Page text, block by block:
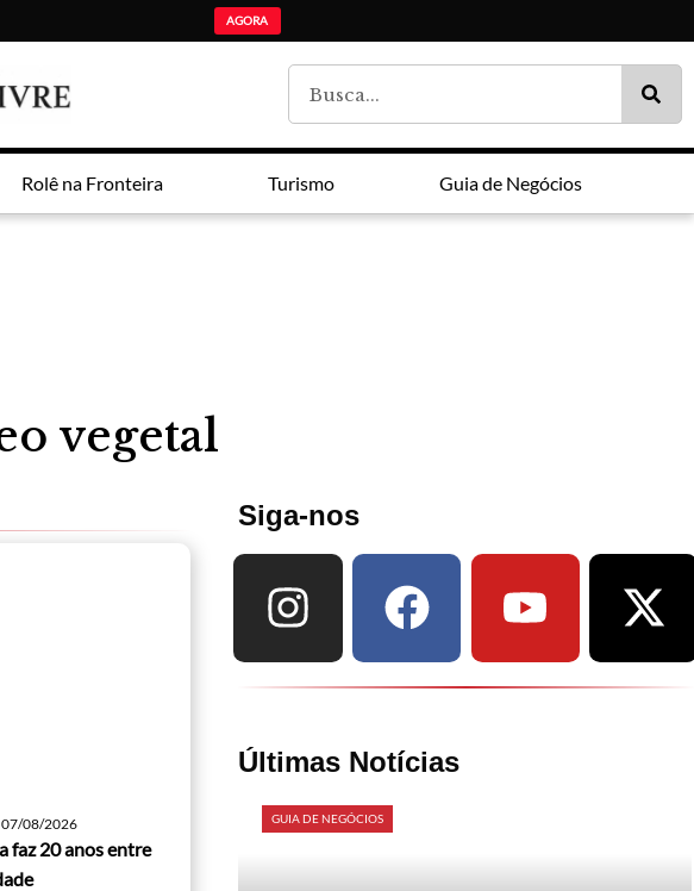
AGORA
Rolê na Fronteira Turismo Guia de Negócios
vegetal
07/08/2026
faz 20 anos entre
Siga-nos
Últimas Notícias
GUIA DE NEGÓCIOS